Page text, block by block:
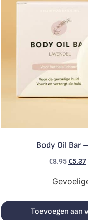
Body Oil Bar
€8.95€5.37
Toevoegen aan